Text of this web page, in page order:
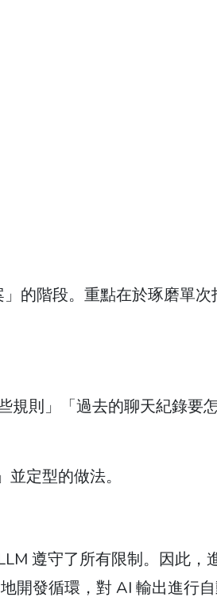
的階段。重點在於琢磨單次
規則」「過去的聊天紀錄要
定型的做法。
遵守了所有限制。因此，
開發循環，對 AI 輸出進行